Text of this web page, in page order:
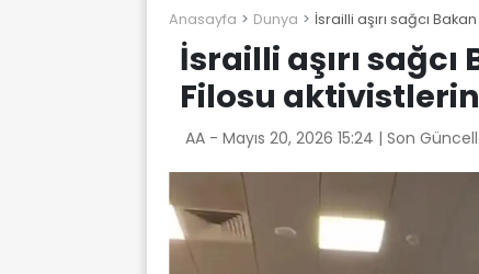
Anasayfa Dunya İsrailli aşırı sağcı
İsrailli aşırı
Filosu
AA - Mayıs 20, 2026 15:24 | Son